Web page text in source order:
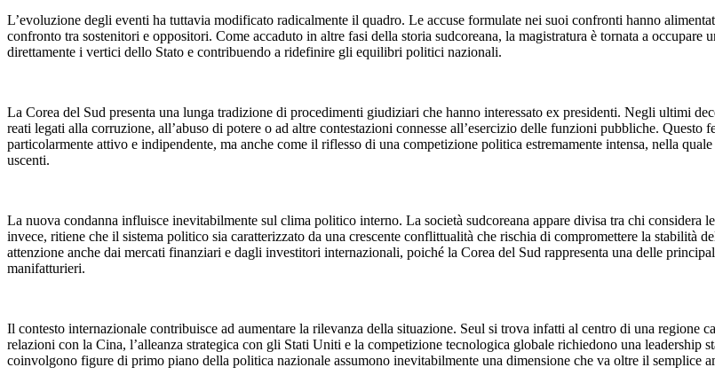
L’evoluzione degli eventi ha tuttavia modificato radicalmente il quadro. Le accuse formulate nei suoi confronti hanno
confronto tra sostenitori e oppositori. Come accaduto in altre fasi della storia sudcoreana, la magistratura è tornata a
direttamente i vertici dello Stato e contribuendo a ridefinire gli equilibri politici nazionali.
La Corea del Sud presenta una lunga tradizione di procedimenti giudiziari che hanno interessato ex presidenti. Negli ultimi
reati legati alla corruzione, all’abuso di potere o ad altre contestazioni connesse all’esercizio delle funzioni pubbliche.
particolarmente attivo e indipendente, ma anche come il riflesso di una competizione politica estremamente intensa, nella
uscenti.
La nuova condanna influisce inevitabilmente sul clima politico interno. La società sudcoreana appare divisa tra chi
invece, ritiene che il sistema politico sia caratterizzato da una crescente conflittualità che rischia di compromettere la stabilità
attenzione anche dai mercati finanziari e dagli investitori internazionali, poiché la Corea del Sud rappresenta una delle
manifatturieri.
Il contesto internazionale contribuisce ad aumentare la rilevanza della situazione. Seul si trova infatti al centro di una
relazioni con la Cina, l’alleanza strategica con gli Stati Uniti e la competizione tecnologica globale richiedono una leadership
coinvolgono figure di primo piano della politica nazionale assumono inevitabilmente una dimensione che va oltre il semplice